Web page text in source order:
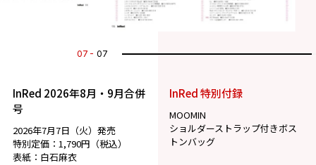
07 07
InRed 2026年8月・9月合併
号
2026年7月7日（火）発売
特別定価：1,790円（税込）
表紙：白石麻衣
InRed 特別付録
MOOMIN
ショルダーストラップ付きボス
トンバッグ